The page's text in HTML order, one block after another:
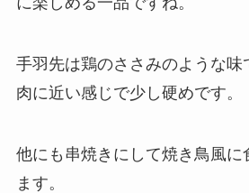
手羽先は鶏のささみのような味
肉に近い感じで少し硬めです。
他にも串焼きにして焼き鳥風に
ます。